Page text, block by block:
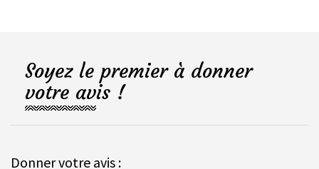
Soyez le premier à donner
votre avis !
Donner votre avis :